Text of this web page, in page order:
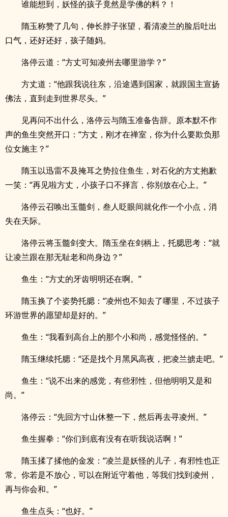
谁能想到，妖怪的孩子竟然是学佛的料？！
隋玉称赞了几句，伸长脖子张望，看清凌兰的脸后吐出
口气，还好还好，孩子随妈。
洛停云道：“方丈可知凌州去哪里游学？”
方丈道：“他跟我说往东，沿途遇到国家，就跟国主宣扬
佛法，直到走到世界尽头。”
见再问不出什么，洛停云与隋玉准备告辞。原本默不作
声的鱼生突然开口：“方丈，刚才在禅室，你为什么要欺负那
位女施主？”
隋玉以迅雷不及掩耳之势拉住鱼生，对石化的方丈抱歉
一笑：“再见啦方丈，小孩子口不择言，你别放在心上。”
洛停云召唤出玉髓剑，叁人眨眼间就化作一个小点，消
失在天际。
洛停云将玉髓剑变大。隋玉坐在剑柄上，托腮思考：“就
让凌兰跟在那无耻老和尚身边？”
鱼生：“方丈的牙齿明明还在啊。”
隋玉换了个姿势托腮：“凌州也不知去了哪里，不过孩子
环游世界的愿望却是好的。”
鱼生：“我看到高台上的那个小和尚，感觉怪怪的。”
隋玉继续托腮：“还是找个月黑风高夜，把凌兰掳走吧。”
鱼生：“说不出来的感觉，有些邪性，但他明明又是和
尚。”
洛停云：“先回方寸山休整一下，然后再去寻凌州。”
鱼生握拳：“你们到底有没有在听我说话啊！”
隋玉揉了揉他的金发：“凌兰是妖怪的儿子，有邪性也正
常。你若是不放心，可以在附近守着他，等我们找到凌州，
再与你会和。”
鱼生点头：“也好。”